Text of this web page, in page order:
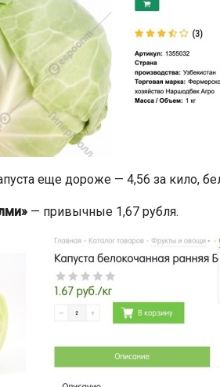
еще дороже — 4,56 за кило,
— привычные 1,67 рубля.